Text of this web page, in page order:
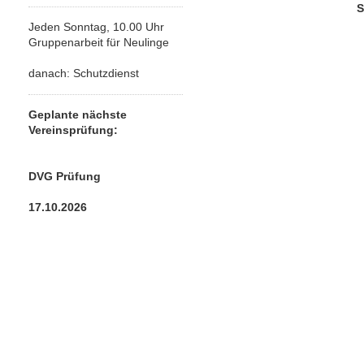
Jeden Sonntag, 10.00 Uhr
Gruppenarbeit für Neulinge
danach: Schutzdienst
Geplante nächste
Vereinsprüfung:
DVG Prüfung
17.10.2026